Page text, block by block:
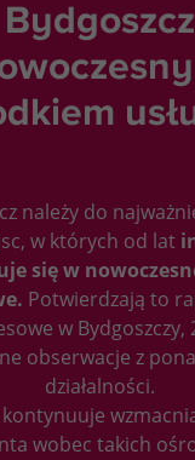
Bydgoszcz
należy do
w których od lat
się w
Potwierdzają to
w Bydgoszczy,
obserwacje z
działalności.
kontynuuje
wobec takich